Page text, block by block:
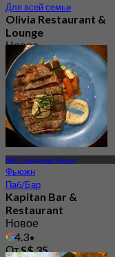
Для всей семьи
Olivia Restaurant &
Lounge
Новое
4.2
ОтS$ 87.5
MRT Танджонг Пагар
Фьюжн
Паб/Бар
Kapitan Bar &
Restaurant
Новое
4.3
ОтS$ 35